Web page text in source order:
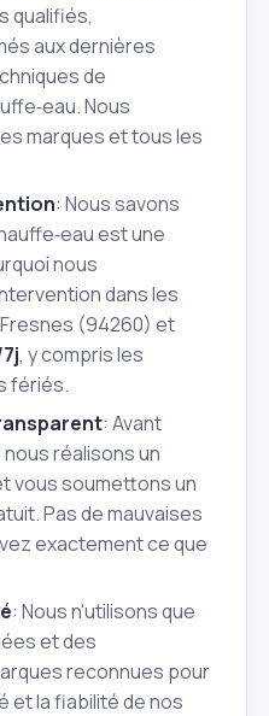
qualifiés,
aux dernières
de
Nous
marques et tous les
: Nous savons
est une
nous
dans les
(94260) et
, y compris les
fériés.
: Avant
réalisons un
vous soumettons un
Pas de mauvaises
exactement ce que
: Nous n'utilisons que
et des
reconnues pour
et la fiabilité de nos